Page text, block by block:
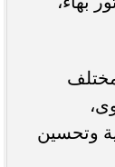
وتحسين